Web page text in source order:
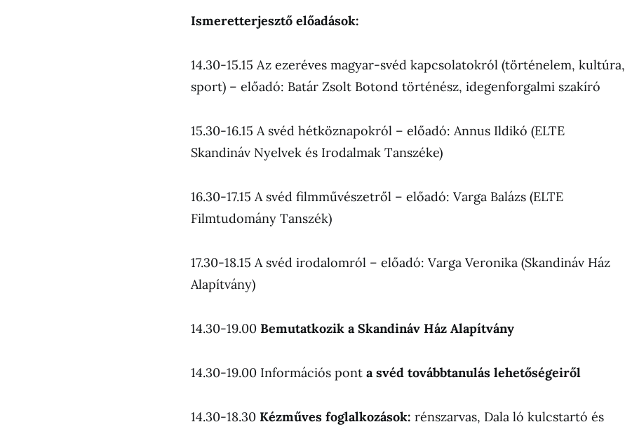
Ismeretterjesztő előadások:
14.30-15.15 Az ezeréves magyar-svéd kapcsolatokról (történelem, kultúra,
sport) – előadó: Batár Zsolt Botond történész, idegenforgalmi szakíró
15.30-16.15 A svéd hétköznapokról – előadó: Annus Ildikó (ELTE
Skandináv Nyelvek és Irodalmak Tanszéke)
16.30-17.15 A svéd filmművészetről – előadó: Varga Balázs (ELTE
Filmtudomány Tanszék)
17.30-18.15 A svéd irodalomról – előadó: Varga Veronika (Skandináv Ház
Alapítvány)
14.30-19.00 Bemutatkozik a Skandináv Ház Alapítvány
14.30-19.00 Információs pont a svéd továbbtanulás lehetőségeiről
14.30-18.30 Kézműves foglalkozások: rénszarvas, Dala ló kulcstartó és